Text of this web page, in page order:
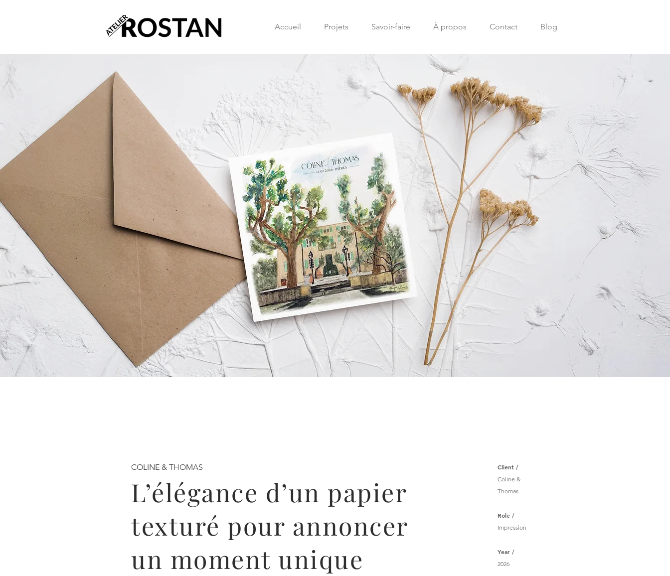
Accueil Projets Savoir-faire À propos Contact Blog
COLINE & THOMAS
L’élégance d’un papier
texturé pour annoncer
un moment unique
Client /
Coline &
Thomas
Role /
Impression
Year /
2026